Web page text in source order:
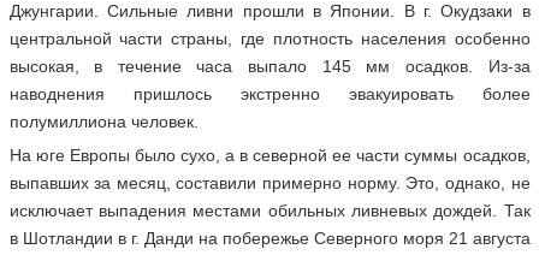
Джунгарии. Сильные ливни прошли в Японии. В г. Окудзаки в
центральной части страны, где плотность населения особенно
высокая, в течение часа выпало 145 мм осадков. Из-за
наводнения пришлось экстренно эвакуировать более
полумиллиона человек.
На юге Европы было сухо, а в северной ее части суммы осадков,
выпавших за месяц, составили примерно норму. Это, однако, не
исключает выпадения местами обильных ливневых дождей. Так
в Шотландии в г. Данди на побережье Северного моря 21 августа